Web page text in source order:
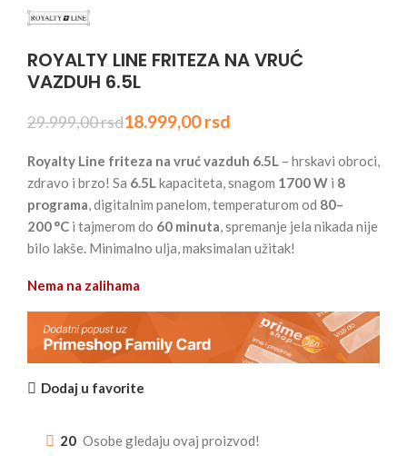
ROYALTY LINE FRITEZA NA VRUĆ
VAZDUH 6.5L
29.999,00rsd18.999,00rsd
Royalty Line friteza na vruć vazduh 6.5L – hrskavi obroci,
zdravo i brzo! Sa 6.5Lkapaciteta, snagom 1700 W i 8
programa, digitalnim panelom, temperaturom od 80–
200 °C i tajmerom do 60 minuta, spremanje jela nikada nije
bilo lakše. Minimalno ulja, maksimalan užitak!
Nema na zalihama
Dodaj u favorite
20 Osobe gledaju ovaj proizvod!